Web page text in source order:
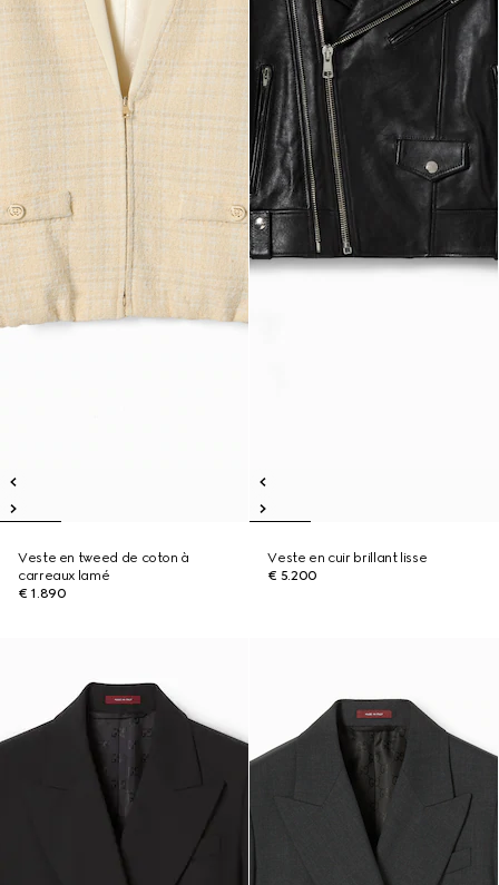
Veste en tweed de coton à
carreaux lamé
€ 1.890
Veste en cuir brillant lisse
€ 5.200